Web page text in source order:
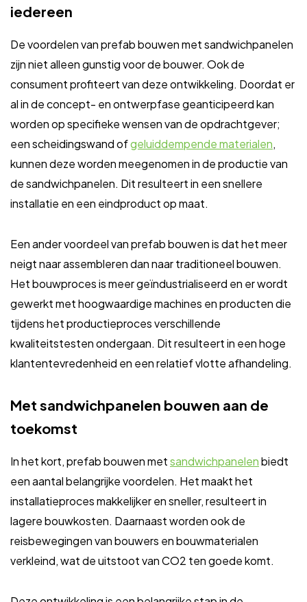
iedereen
De voordelen van prefab bouwen met sandwichpanelen
zijn niet alleen gunstig voor de bouwer. Ook de
consument profiteert van deze ontwikkeling. Doordat er
al in de concept- en ontwerpfase geanticipeerd kan
worden op specifieke wensen van de opdrachtgever;
een scheidingswand ofgeluiddempende materialen,
kunnen deze worden meegenomen in de productie van
de sandwichpanelen. Dit resulteert in een snellere
installatie en een eindproduct op maat.
Een ander voordeel van prefab bouwen is dat het meer
neigt naar assembleren dan naar traditioneel bouwen.
Het bouwproces is meer geïndustrialiseerd en er wordt
gewerkt met hoogwaardige machines en producten die
tijdens het productieproces verschillende
kwaliteitstesten ondergaan. Dit resulteert in een hoge
klantentevredenheid en een relatief vlotte afhandeling.
Met sandwichpanelen bouwen aan de
toekomst
In het kort, prefab bouwen metsandwichpanelenbiedt
een aantal belangrijke voordelen. Het maakt het
installatieproces makkelijker en sneller, resulteert in
lagere bouwkosten. Daarnaast worden ook de
reisbewegingen van bouwers en bouwmaterialen
verkleind, wat de uitstoot van CO2 ten goede komt.